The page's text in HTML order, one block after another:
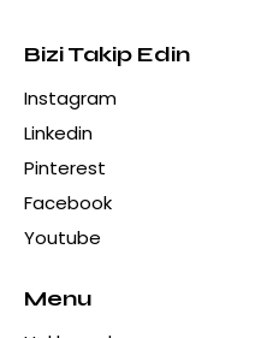
Bizi Takip Edin
Instagram
Linkedin
Pinterest
Facebook
Youtube
Menu